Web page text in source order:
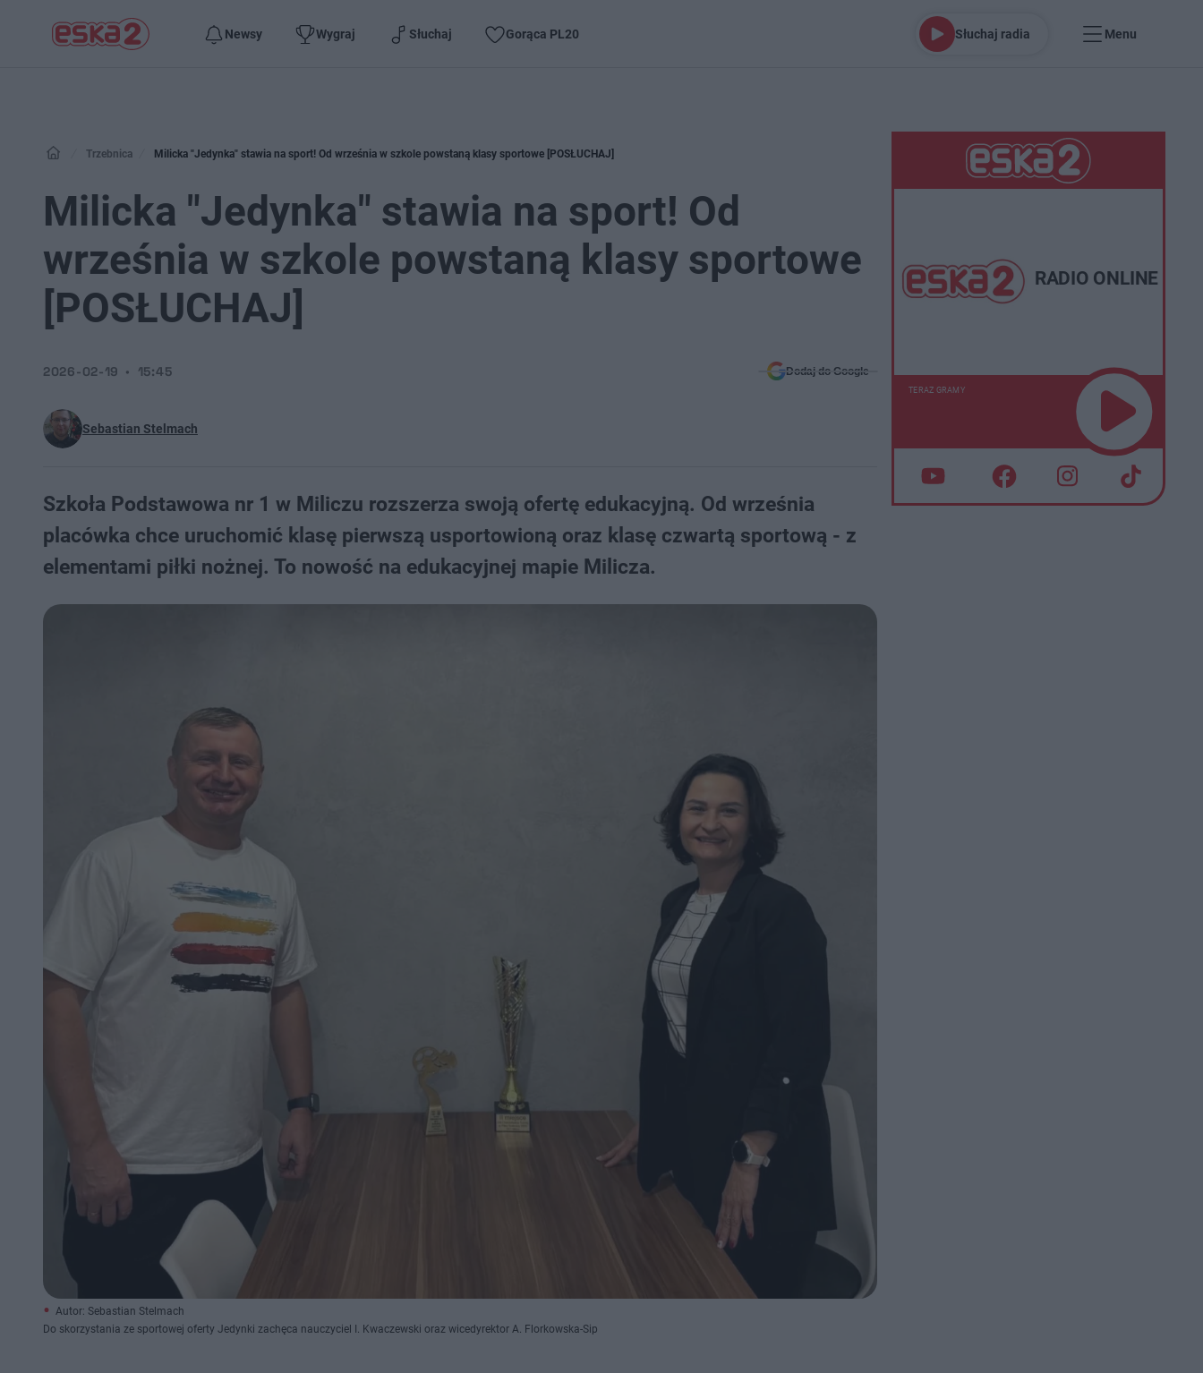
Newsy Wygraj Słuchaj Gorąca PL20 Słuchaj radia Menu
Trzebnica Milicka "Jedynka" stawia na sport! Od września w szkole powstaną klasy sportowe [POSŁUCHAJ]
Milicka "Jedynka" stawia na sport! Od
września w szkole powstaną klasy sportowe
[POSŁUCHAJ]
Sebastian Stelmach
2026-02-19 15:45 Dodaj do Google
Szkoła Podstawowa nr 1 w Miliczu rozszerza swoją ofertę edukacyjną. Od września
placówka chce uruchomić klasę pierwszą usportowioną oraz klasę czwartą sportową - z
elementami piłki nożnej. To nowość na edukacyjnej mapie Milicza.
Autor: Sebastian Stelmach
Do skorzystania ze sportowej oferty Jedynki zachęca nauczyciel I. Kwaczewski oraz wicedyrektor A. Florkowska-Sip
RADIO ONLINE
TERAZ GRAMY